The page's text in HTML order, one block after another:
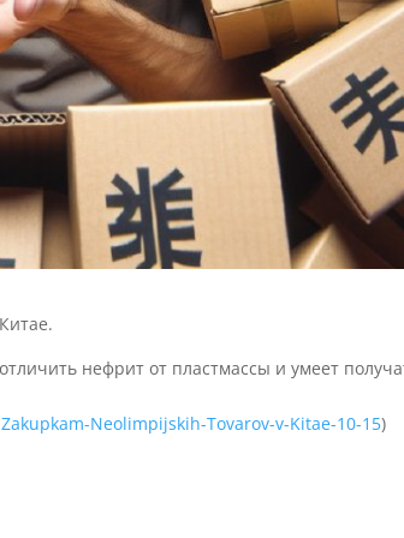
нефрит от пластмассы и умеет
Neolimpijskih-Tovarov-v-Kitae-10-15)